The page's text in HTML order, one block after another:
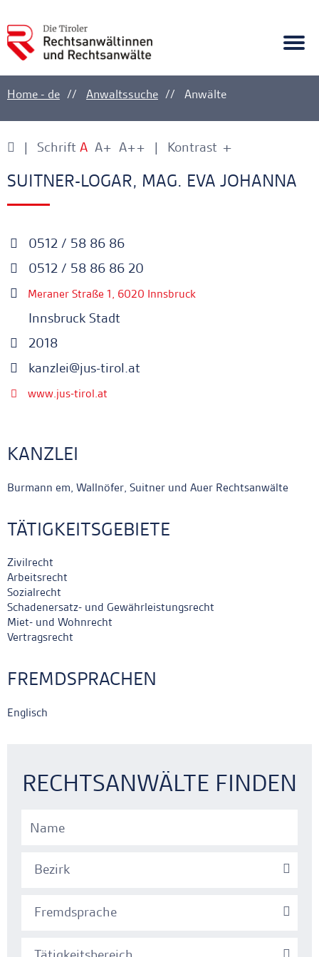
Ankerlink
Home - de Anwaltssuche Anwälte
Schrift A A+ A++ Kontrast +
-
Ankerlink
SUITNER-LOGAR, MAG. EVA JOHANNA
0512 / 58 86 86
0512 / 58 86 86 20
Meraner Straße 1, 6020 Innsbruck
Innsbruck Stadt
2018
kanzlei@jus-tirol.at
www.jus-tirol.at
KANZLEI
Burmann em, Wallnöfer, Suitner und Auer Rechtsanwälte
TÄTIGKEITSGEBIETE
Zivilrecht
Arbeitsrecht
Sozialrecht
Schadenersatz- und Gewährleistungsrecht
Miet- und Wohnrecht
Vertragsrecht
FREMDSPRACHEN
Englisch
RECHTSANWÄLTE FINDEN
Bezirk
Fremdsprache